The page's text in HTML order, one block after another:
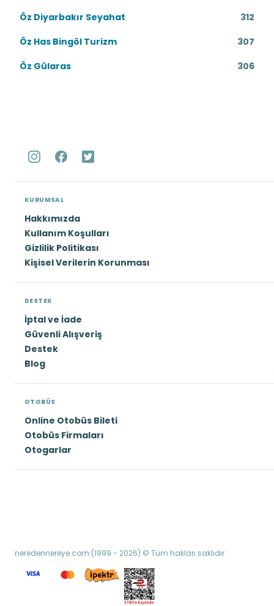
Öz Diyarbakır Seyahat
312
Öz Has Bingöl Turizm
307
Öz Gülaras
306
KURUMSAL
Hakkımızda
Kullanım Koşulları
Gizlilik Politikası
Kişisel Verilerin Korunması
DESTEK
İptal ve İade
Güvenli Alışveriş
Destek
Blog
OTOBÜS
Online Otobüs Bileti
Otobüs Firmaları
Otogarlar
neredennereye.com (1999 - 2026) © Tüm hakları saklıdır.